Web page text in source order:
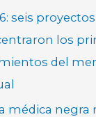
seis
los
del
médica negra